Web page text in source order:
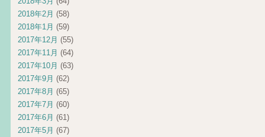
2018年2月 (58)
2018年1月 (59)
2017年12月 (55)
2017年11月 (64)
2017年10月 (63)
2017年9月 (62)
2017年8月 (65)
2017年7月 (60)
2017年6月 (61)
2017年5月 (67)